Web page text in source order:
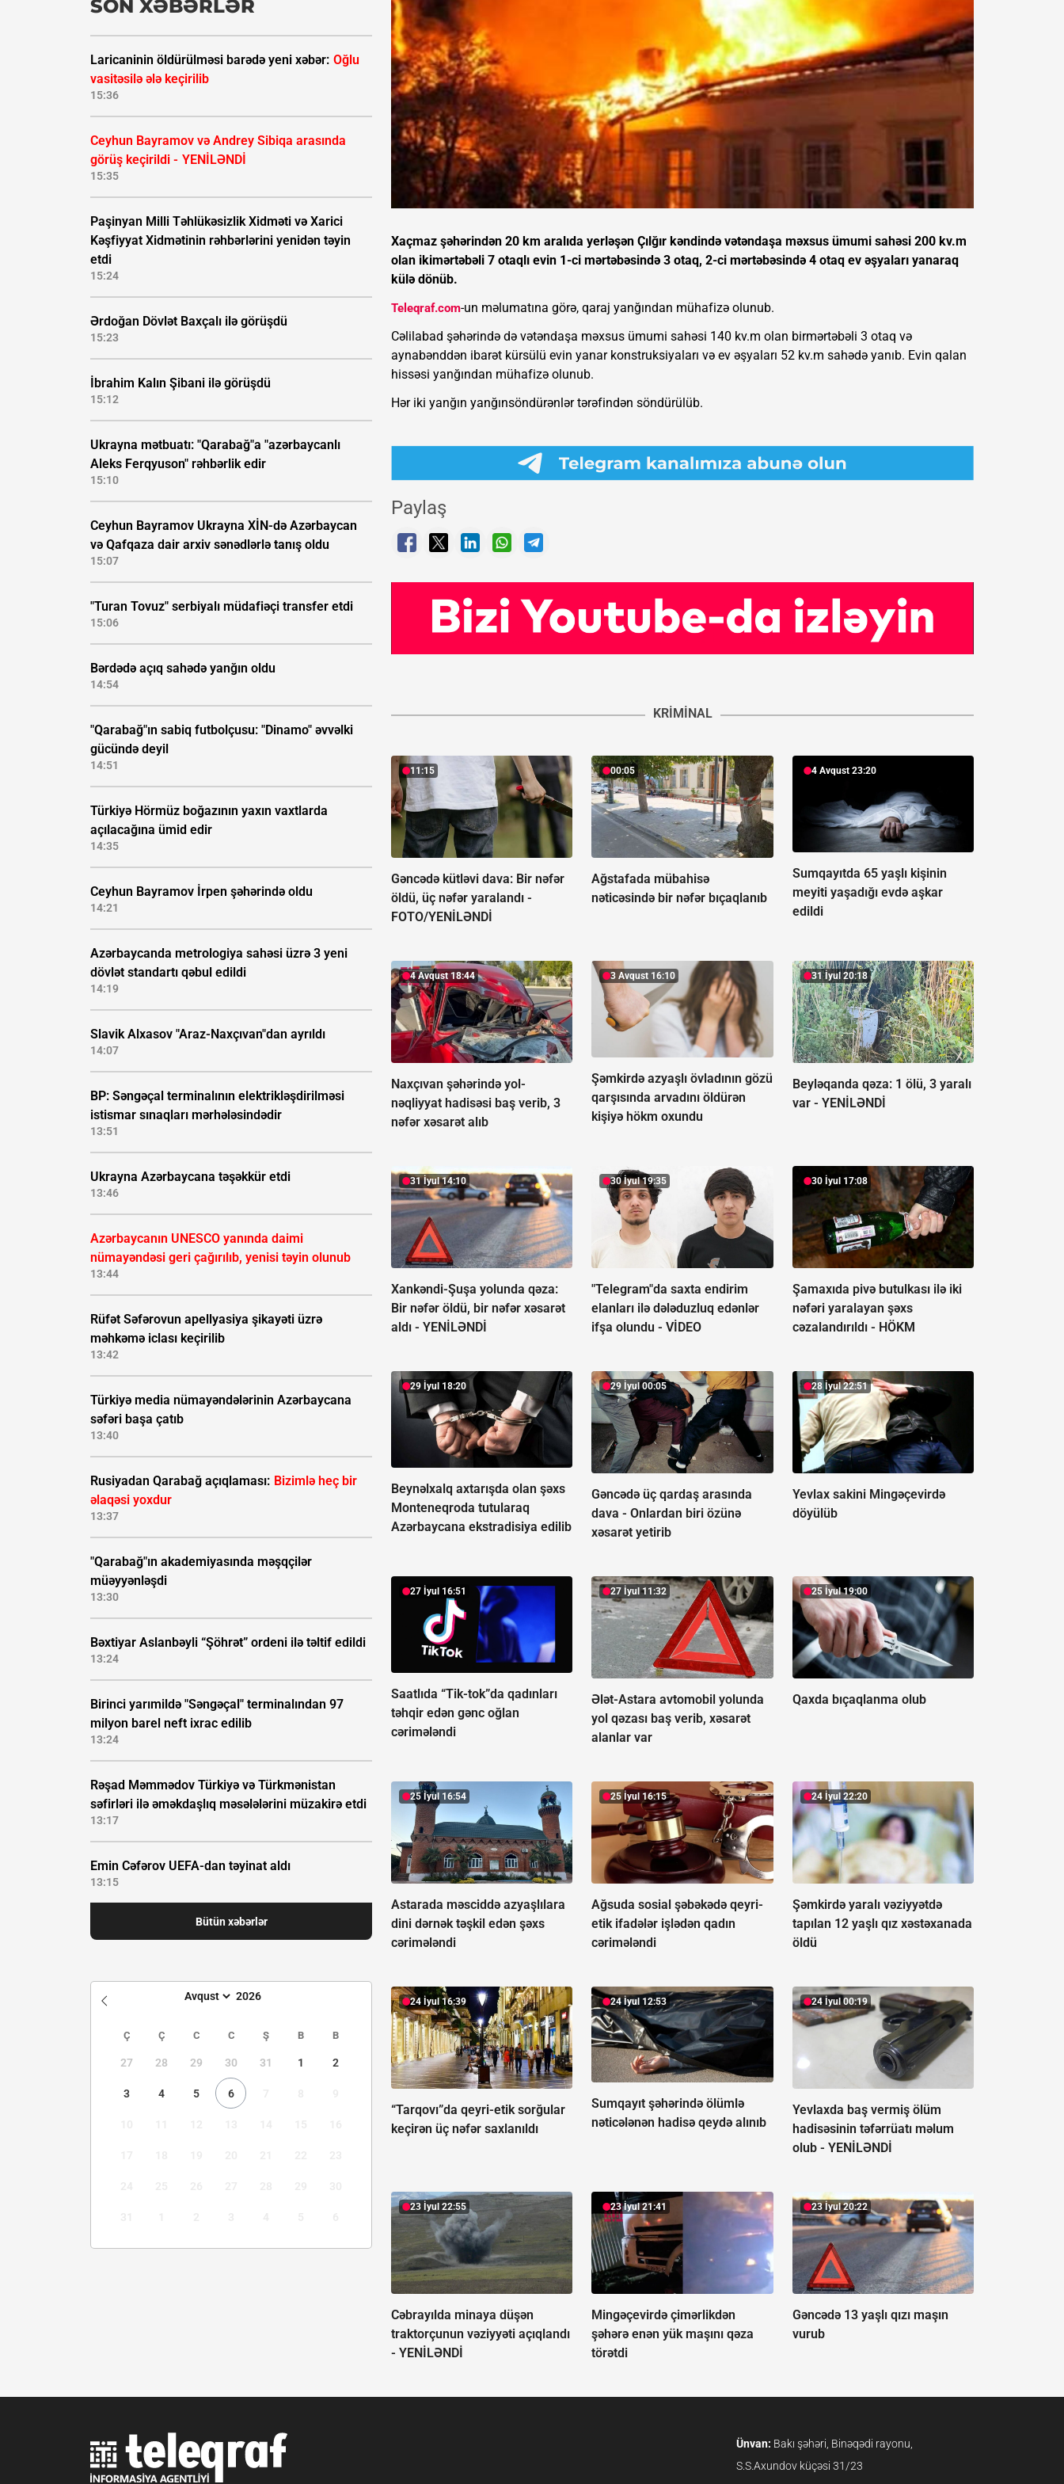
SON XƏBƏRLƏR
Laricaninin öldürülməsi barədə yeni xəbər: Oğlu
vasitəsilə ələ keçirilib
15:36
Ceyhun Bayramov və Andrey Sibiqa arasında
görüş keçirildi - YENİLƏNDİ
15:35
Paşinyan Milli Təhlükəsizlik Xidməti və Xarici
Kəşfiyyat Xidmətinin rəhbərlərini yenidən təyin
etdi
15:24
Ərdoğan Dövlət Baxçalı ilə görüşdü
15:23
İbrahim Kalın Şibani ilə görüşdü
15:12
Ukrayna mətbuatı: "Qarabağ"a "azərbaycanlı
Aleks Ferqyuson" rəhbərlik edir
15:10
Ceyhun Bayramov Ukrayna XİN-də Azərbaycan
və Qafqaza dair arxiv sənədlərlə tanış oldu
15:07
"Turan Tovuz" serbiyalı müdafiəçi transfer etdi
15:06
Bərdədə açıq sahədə yanğın oldu
14:54
"Qarabağ"ın sabiq futbolçusu: "Dinamo" əvvəlki
gücündə deyil
14:51
Türkiyə Hörmüz boğazının yaxın vaxtlarda
açılacağına ümid edir
14:35
Ceyhun Bayramov İrpen şəhərində oldu
14:21
Azərbaycanda metrologiya sahəsi üzrə 3 yeni
dövlət standartı qəbul edildi
14:19
Slavik Alxasov "Araz-Naxçıvan"dan ayrıldı
14:07
BP: Səngəçal terminalının elektrikləşdirilməsi
istismar sınaqları mərhələsindədir
13:51
Ukrayna Azərbaycana təşəkkür etdi
13:46
Azərbaycanın UNESCO yanında daimi
nümayəndəsi geri çağırılıb, yenisi təyin olunub
13:44
Rüfət Səfərovun apellyasiya şikayəti üzrə
məhkəmə iclası keçirilib
13:42
Türkiyə media nümayəndələrinin Azərbaycana
səfəri başa çatıb
13:40
Rusiyadan Qarabağ açıqlaması: Bizimlə heç bir
əlaqəsi yoxdur
13:37
"Qarabağ"ın akademiyasında məşqçilər
müəyyənləşdi
13:30
Bəxtiyar Aslanbəyli “Şöhrət” ordeni ilə təltif edildi
13:24
Birinci yarımildə "Səngəçal" terminalından 97
milyon barel neft ixrac edilib
13:24
Rəşad Məmmədov Türkiyə və Türkmənistan
səfirləri ilə əməkdaşlıq məsələlərini müzakirə etdi
13:17
Emin Cəfərov UEFA-dan təyinat aldı
13:15
Bütün xəbərlər
Ç Ç C C Ş B B
27 28 29 30 31 1 2
3 4 5 6
Xaçmaz şəhərindən 20 km aralıda yerləşən Çılğır kəndində vətəndaşa məxsus ümumi sahəsi 200 kv.m
olan ikimərtəbəli 7 otaqlı evin 1-ci mərtəbəsində 3 otaq, 2-ci mərtəbəsində 4 otaq ev əşyaları yanaraq
külə dönüb.
Teleqraf.com-un məlumatına görə, qaraj yanğından mühafizə olunub.
Cəlilabad şəhərində də vətəndaşa məxsus ümumi sahəsi 140 kv.m olan birmərtəbəli 3 otaq və
aynabənddən ibarət kürsülü evin yanar konstruksiyaları və ev əşyaları 52 kv.m sahədə yanıb. Evin qalan
hissəsi yanğından mühafizə olunub.
Hər iki yanğın yanğınsöndürənlər tərəfindən söndürülüb.
Paylaş
KRIMINAL
11:15
Gəncədə kütləvi dava: Bir nəfər
öldü, üç nəfər yaralandı -
FOTO/YENİLƏNDİ
00:05
Ağstafada mübahisə
nəticəsində bir nəfər bıçaqlanıb
4 Avqust 23:20
Sumqayıtda 65 yaşlı kişinin
meyiti yaşadığı evdə aşkar
edildi
4 Avqust 18:44
Naxçıvan şəhərində yol-
nəqliyyat hadisəsi baş verib, 3
nəfər xəsarət alıb
3 Avqust 16:10
Şəmkirdə azyaşlı övladının gözü
qarşısında arvadını öldürən
kişiyə hökm oxundu
31 İyul 20:18
Beyləqanda qəza: 1 ölü, 3 yaralı
var - YENİLƏNDİ
31 İyul 14:10
Xankəndi-Şuşa yolunda qəza:
Bir nəfər öldü, bir nəfər xəsarət
aldı - YENİLƏNDİ
30 İyul 19:35
"Telegram"da saxta endirim
elanları ilə dələduzluq edənlər
ifşa olundu -VİDEO
30 İyul 17:08
Şamaxıda pivə butulkası ilə iki
nəfəri yaralayan şəxs
cəzalandırıldı - HÖKM
29 İyul 18:20
Beynəlxalq axtarışda olan şəxs
Monteneqroda tutularaq
Azərbaycana ekstradisiya edilib
29 İyul 00:05
Gəncədə üç qardaş arasında
dava -Onlardan biri özünə
xəsarət yetirib
28 İyul 22:51
Yevlax sakini Mingəçevirdə
döyülüb
27 İyul 16:51
Saatlıda “Tik-tok”da qadınları
təhqir edən gənc oğlan
cərimələndi
27 İyul 11:32
Ələt-Astara avtomobil yolunda
yol qəzası baş verib, xəsarət
alanlar var
25 İyul 19:00
Qaxda bıçaqlanma olub
25 İyul 16:54
Astarada məsciddə azyaşlılara
dini dərnək təşkil edən şəxs
cərimələndi
25 İyul 16:15
Ağsuda sosial şəbəkədə qeyri-
etik ifadələr işlədən qadın
cərimələndi
24 İyul 22:20
Şəmkirdə yaralı vəziyyətdə
tapılan 12 yaşlı qız xəstəxanada
öldü
24 İyul 16:39
“Tarqovı”da qeyri-etik sorğular
keçirən üç nəfər saxlanıldı
24 İyul 12:53
Sumqayıt şəhərində ölümlə
nəticələnən hadisə qeydə alınıb
24 İyul 00:19
Yevlaxda baş vermiş ölüm
hadisəsinin təfərrüatı məlum
olub - YENİLƏNDİ
23 İyul 22:55
Cəbrayılda minaya düşən
traktorçunun vəziyyəti açıqlandı
- YENİLƏNDİ
23 İyul 21:41
Mingəçevirdə çimərlikdən
şəhərə enən yük maşını qəza
törətdi
23 İyul 20:22
Gəncədə 13 yaşlı qızı maşın
vurub
Ünvan: Bakı şəhəri, Binəqədi rayonu,
S.S.Axundov küçəsi 31/23